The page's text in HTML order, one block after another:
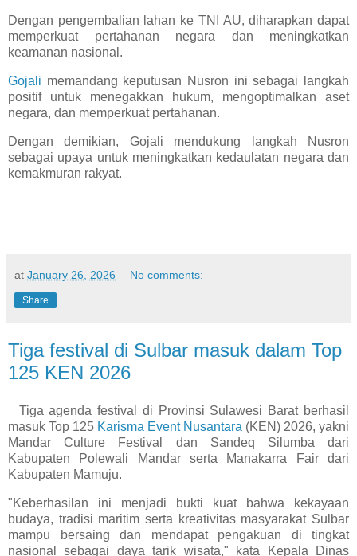
Dengan pengembalian lahan ke TNI AU, diharapkan dapat
memperkuat pertahanan negara dan meningkatkan
keamanan nasional.
Gojali memandang keputusan Nusron ini sebagai langkah
positif untuk menegakkan hukum, mengoptimalkan aset
negara, dan memperkuat pertahanan.
Dengan demikian, Gojali mendukung langkah Nusron
sebagai upaya untuk meningkatkan kedaulatan negara dan
kemakmuran rakyat.
at January 26, 2026 No comments:
Share
Tiga festival di Sulbar masuk dalam Top
125 KEN 2026
Tiga agenda festival di Provinsi Sulawesi Barat berhasil
masuk Top 125 Karisma Event Nusantara (KEN) 2026, yakni
Mandar Culture Festival dan Sandeq Silumba dari
Kabupaten Polewali Mandar serta Manakarra Fair dari
Kabupaten Mamuju.
"Keberhasilan ini menjadi bukti kuat bahwa kekayaan
budaya, tradisi maritim serta kreativitas masyarakat Sulbar
mampu bersaing dan mendapat pengakuan di tingkat
nasional sebagai daya tarik wisata," kata Kepala Dinas